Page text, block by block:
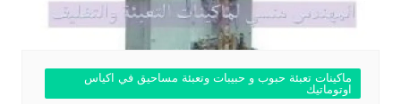
ماكينات تعبئة حبوب و حبيبات وتعبئة مساحيق في اكياس
اوتوماتيك